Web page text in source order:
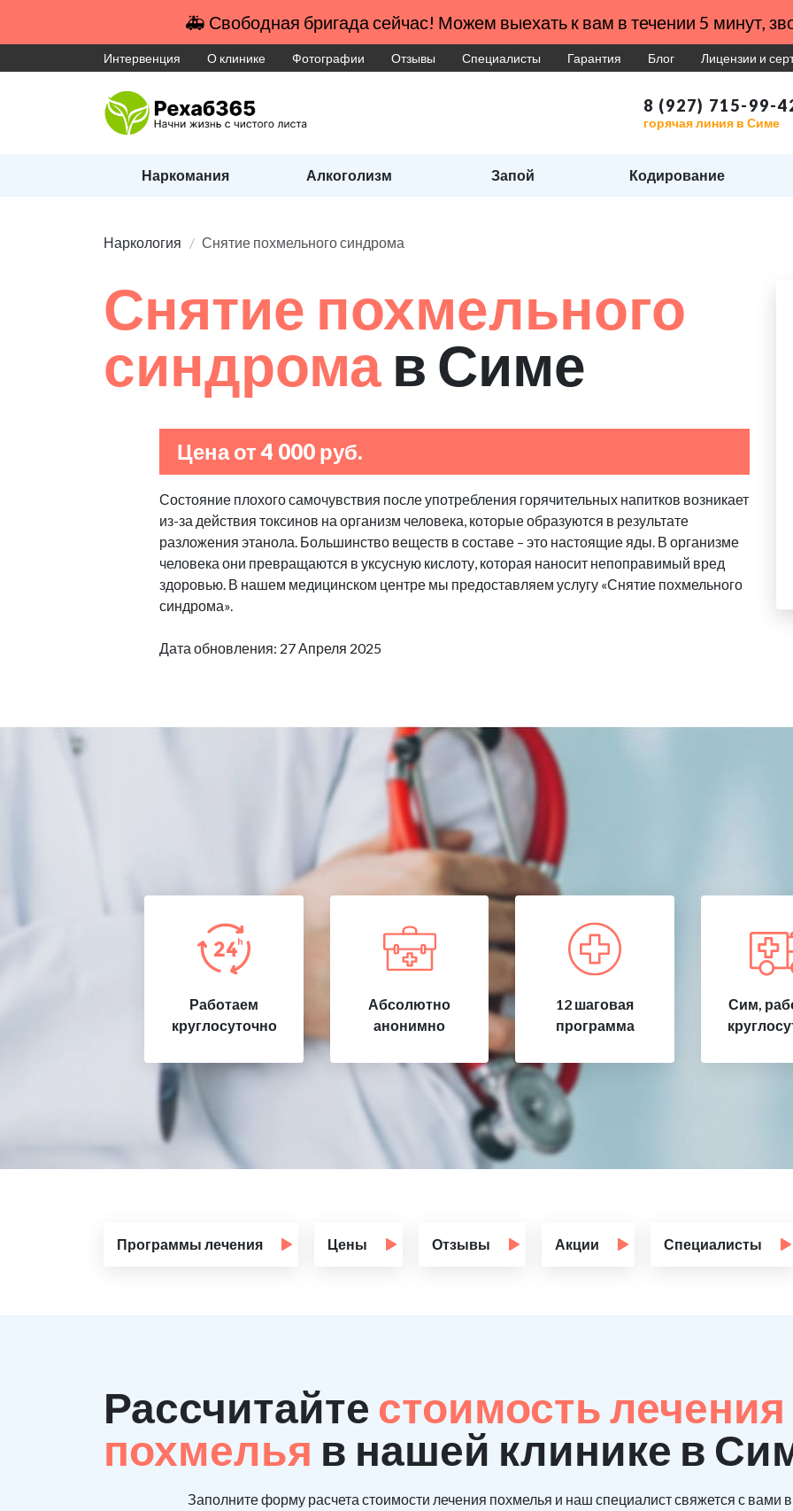
🚑 Свободная бригада сейчас! Можем выехать к вам в течении 5 минут,
Интервенция О клинике Фотографии Отзывы Специалисты Гарантия Блог Лицензии и
8 (927) 715-99-
горячая линия в Симе
Наркомания Алкоголизм Запой Кодирование
Наркология Снятие похмельного синдрома
Снятие похмельного
синдрома в Симе
Цена от 4 000 руб.
Состояние плохого самочувствия после употребления горячительных напитков возникает
из-за действия токсинов на организм человека, которые образуются в результате
разложения этанола. Большинство веществ в составе – это настоящие яды. В организме
человека они превращаются в уксусную кислоту, которая наносит непоправимый вред
здоровью. В нашем медицинском центре мы предоставляем услугу «Снятие похмельного
синдрома».
Дата обновления: 27 Апреля 2025
Работаем
круглосуточно
Абсолютно
анонимно
12 шаговая
программа
Сим,
Программы лечения Цены Отзывы Акции Специалисты
Рассчитайте стоимость
похмелья в нашей клинике в
Заполните форму расчета стоимости лечения похмелья и наш специалист свяжется с вами